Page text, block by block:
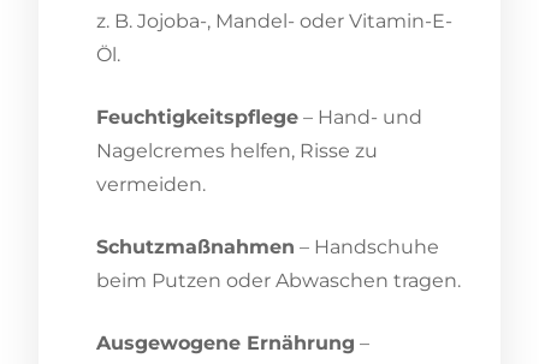
z. B. Jojoba-, Mandel- oder Vitamin-E-
Öl.
Feuchtigkeitspflege – Hand- und
Nagelcremes helfen, Risse zu
vermeiden.
Schutzmaßnahmen – Handschuhe
beim Putzen oder Abwaschen tragen.
Ausgewogene Ernährung –